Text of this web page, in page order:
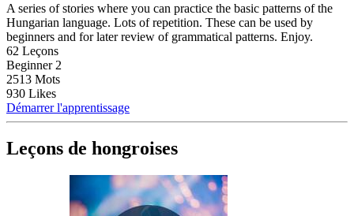
A series of stories where you can practice the basic patterns of the
Hungarian language. Lots of repetition. These can be used by
beginners and for later review of grammatical patterns. Enjoy.
62 Leçons
Beginner 2
2513 Mots
930 Likes
Démarrer l'apprentissage
Leçons de hongroises